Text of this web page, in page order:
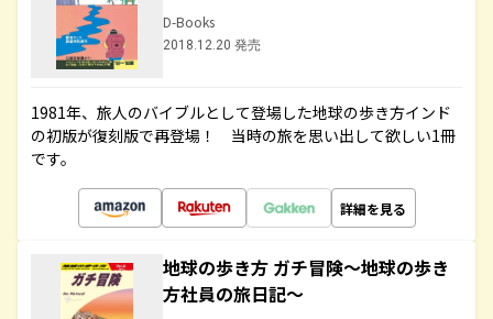
D-Books
2018.12.20 発売
1981年、旅人のバイブルとして登場した地球の歩き方インド
の初版が復刻版で再登場！ 当時の旅を思い出して欲しい1冊
です。
詳細を見る
地球の歩き方 ガチ冒険～地球の歩き
方社員の旅日記～